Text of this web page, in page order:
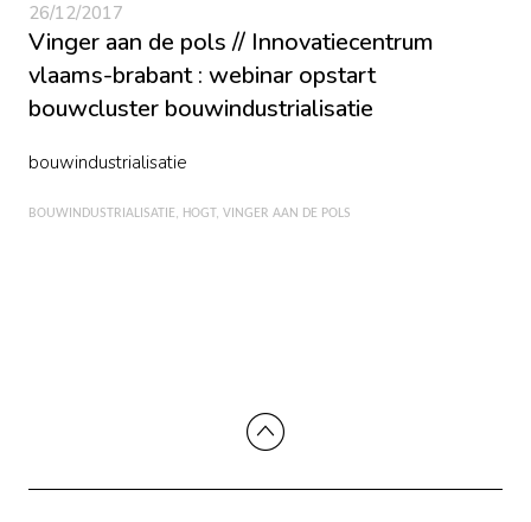
26/12/2017
Vinger aan de pols // Innovatiecentrum
vlaams-brabant : webinar opstart
bouwcluster bouwindustrialisatie
bouwindustrialisatie
BOUWINDUSTRIALISATIE HOGT VINGER AAN DE POLS